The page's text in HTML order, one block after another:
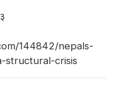
144842/nepals-
structural-crisis